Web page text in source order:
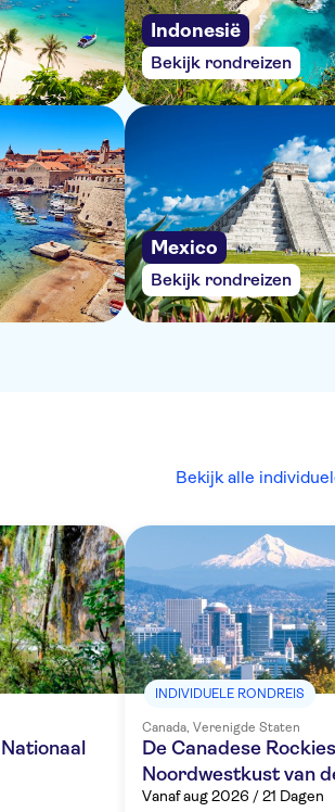
Indonesië
Bekijk rondreizen
Mexico
Bekijk rondreizen
Bekijk alle
INDIVIDUELE RONDREIS
Canada, Verenigde Staten
De Canadese
Noordwestkust van
Vanaf aug 2026 / 21 Dagen